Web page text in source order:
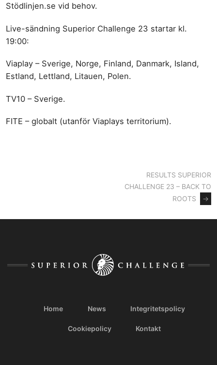
Stödlinjen.se vid behov.
Live-sändning Superior Challenge 23 startar kl.
19:00:
Viaplay – Sverige, Norge, Finland, Danmark, Island,
Estland, Lettland, Litauen, Polen.
TV10 – Sverige.
FITE – globalt (utanför Viaplays territorium).
RESULTS SUPERIOR
CHALLENGE 23 – BACK TO
ROOTS
→
Home News Integritetspolicy
Cookiepolicy Kontakt